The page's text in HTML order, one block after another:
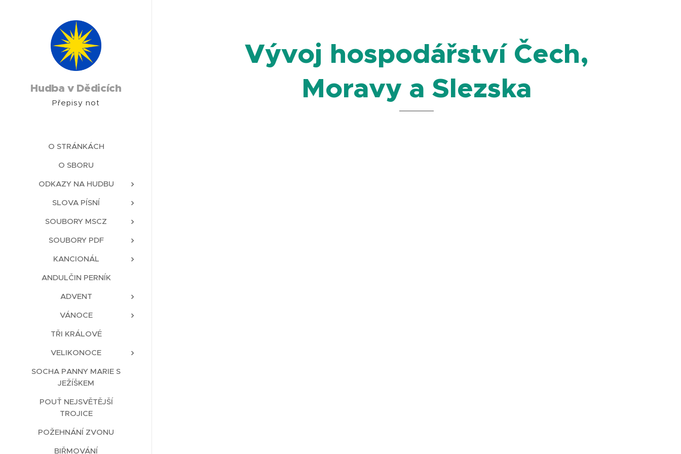
Hudba v Dědicích
Přepisy not
O STRÁNKÁCH
O SBORU
ODKAZY NA HUDBU
SLOVA PÍSNÍ
SOUBORY MSCZ
SOUBORY PDF
KANCIONÁL
ANDULČIN PERNÍK
ADVENT
VÁNOCE
TŘI KRÁLOVÉ
VELIKONOCE
SOCHA PANNY MARIE S
JEŽÍŠKEM
POUŤ NEJSVĚTĚJŠÍ
TROJICE
POŽEHNÁNÍ ZVONU
BIŘMOVÁNÍ
Vývoj hospodářství Čech,
Moravy a Slezska